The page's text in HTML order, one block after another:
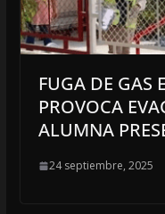
FUGA DE GAS
PROVOCA
ALUMNA
24 septiembre, 2025